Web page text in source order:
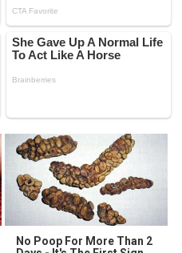
No Poop For More Than 2